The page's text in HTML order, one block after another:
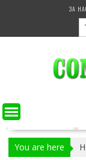
ЗА
You are here